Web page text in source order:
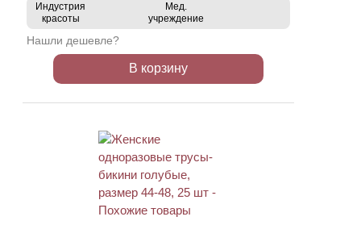
Индустрия
красоты
Мед.
учреждение
Нашли дешевле?
В корзину